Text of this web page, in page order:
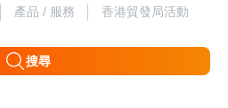
產品 / 服務 香港貿發局活動
搜尋